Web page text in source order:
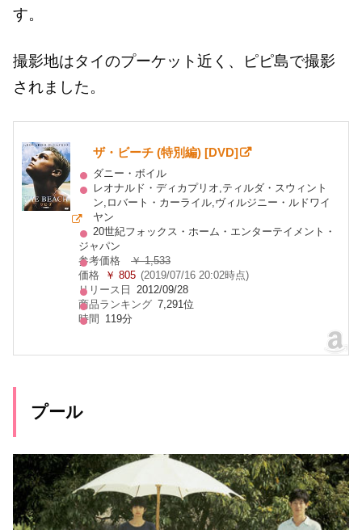
す。
撮影地はタイのプーケット近く、ピピ島で撮影
されました。
ザ・ビーチ (特別編) [DVD]
ダニー・ボイル
レオナルド・ディカプリオ,ティルダ・スウィント
ン,ロバート・カーライル,ヴィルジニー・ルドワイ
ヤン
20世紀フォックス・ホーム・エンターテイメント・
ジャパン
参考価格
￥ 1,533
価格
￥ 805 (2019/07/16 20:02時点)
リリース日
2012/09/28
商品ランキング
7,291位
時間
119分
プール